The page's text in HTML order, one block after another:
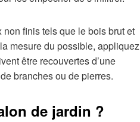
finis tels que le bois brut et
mesure du possible, appliquez
être recouvertes d’une
branches ou de pierres.
de jardin ?